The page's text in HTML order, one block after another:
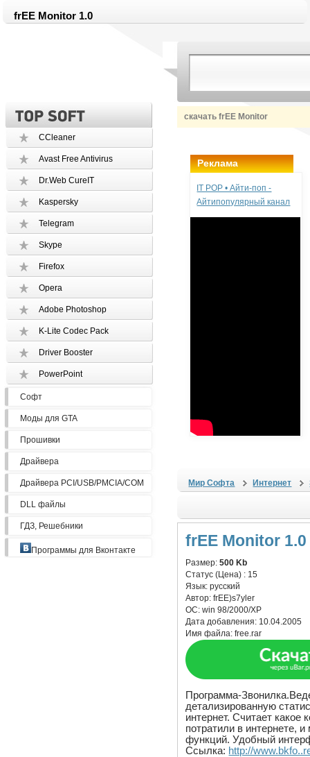
frEE Monitor 1.0
скачать frEE Monitor
CCleaner
Avast Free Antivirus
Dr.Web CureIT
Kaspersky
Telegram
Skype
Firefox
Opera
Adobe Photoshop
K-Lite Codec Pack
Driver Booster
PowerPoint
Софт
Моды для GTA
Прошивки
Драйвера
Драйвера PCI/USB/PMCIA/COM
DLL файлы
ГДЗ, Решебники
Программы для Вконтакте
Реклама
IT POP • Айти-поп -
Айтипопулярный канал
Мир Софта Интернет
frEE Monitor 1.0
Размер:500 Kb
Статус (Цена) : 15
Язык:русский
Автор:frEE)s7yler
ОС:win 98/2000/XP
Дата добавления: 10.04.2005
Имя файла:free.rar
Программа-
детализированную
интернет. Считает какое
потратили в интернете, и
функций. Удобный
Ссылка: http://